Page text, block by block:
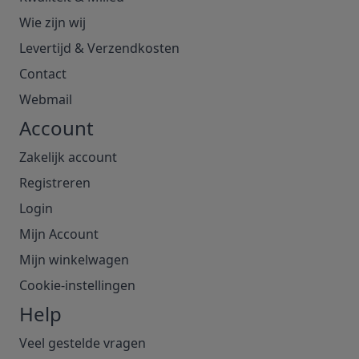
Wie zijn wij
Levertijd & Verzendkosten
Contact
Webmail
Account
Zakelijk account
Registreren
Login
Mijn Account
Mijn winkelwagen
Cookie-instellingen
Help
Veel gestelde vragen